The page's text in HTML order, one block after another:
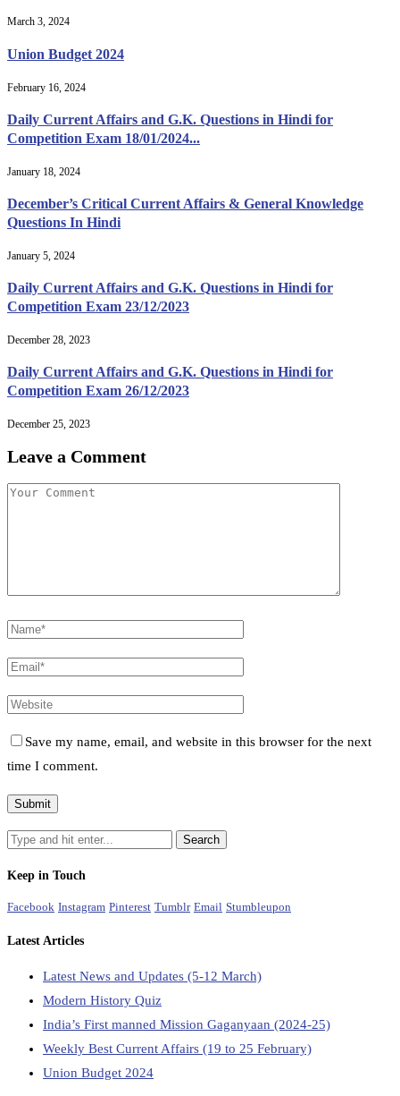
March 3, 2024
Union Budget 2024
February 16, 2024
Daily Current Affairs and G.K. Questions in Hindi for
Competition Exam 18/01/2024...
January 18, 2024
December’s Critical Current Affairs & General Knowledge
Questions In Hindi
January 5, 2024
Daily Current Affairs and G.K. Questions in Hindi for
Competition Exam 23/12/2023
December 28, 2023
Daily Current Affairs and G.K. Questions in Hindi for
Competition Exam 26/12/2023
December 25, 2023
Leave a Comment
Save my name, email, and website in this browser for the next
time I comment.
Keep in Touch
Facebook Instagram Pinterest Tumblr Email Stumbleupon
Latest Articles
Latest News and Updates (5-12 March)
Modern History Quiz
India’s First manned Mission Gaganyaan (2024-25)
Weekly Best Current Affairs (19 to 25 February)
Union Budget 2024